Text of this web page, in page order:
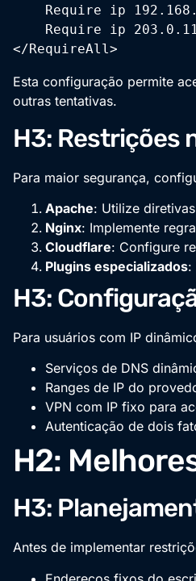
Esta configuração permite
outras tentativas.
H3: Restrições
Para maior segurança,
Apache: Utilize
Nginx: Implemente
Cloudflare: Configure
Plugins especializados:
H3:
Para usuários com IP
Serviços de DNS
Ranges de IP do
VPN com IP fixo para
Autenticação de dois
H2:
H3:
Antes de implementar